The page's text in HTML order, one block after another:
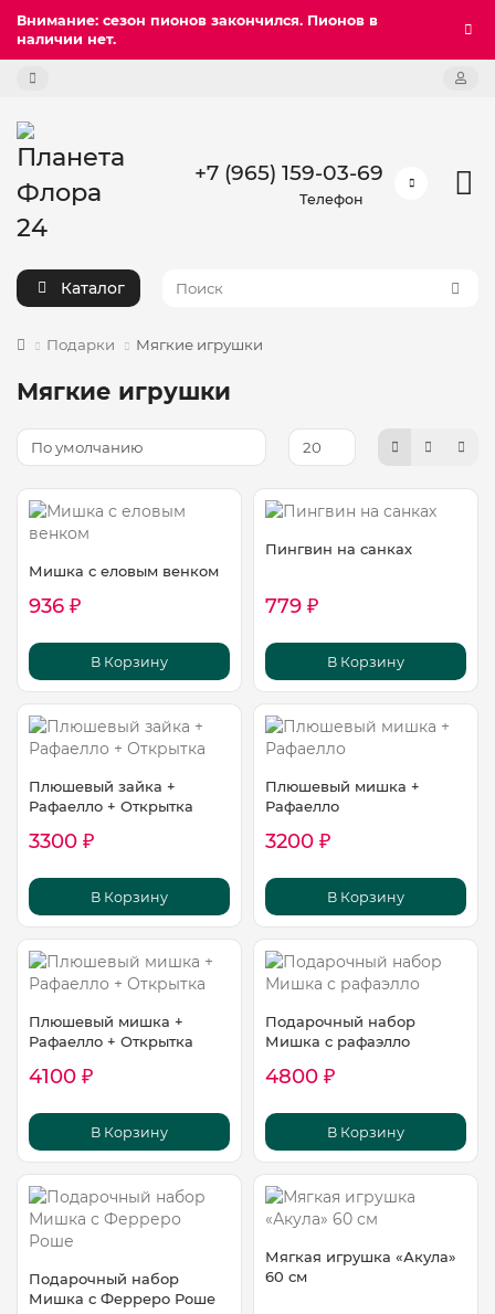
Внимание: сезон пионов закончился. Пионов в
наличии нет.
+7 (965) 159-03-69
Телефон
Каталог
Подарки Мягкие игрушки
Мягкие игрушки
Мишка с еловым венком
936 ₽
В Корзину
Пингвин на санках
779 ₽
В Корзину
Плюшевый зайка +
Рафаелло + Открытка
3300 ₽
В Корзину
Плюшевый мишка +
Рафаелло
3200 ₽
В Корзину
Плюшевый мишка +
Рафаелло + Открытка
4100 ₽
В Корзину
Подарочный набор
Мишка с рафаэлло
4800 ₽
В Корзину
Подарочный набор
Мишка с Ферреро Роше
Мягкая игрушка «Акула»
60 см